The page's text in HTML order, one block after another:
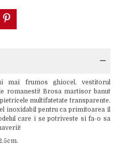
mai frumos ghiocel, vestitorul
romanesti! Brosa martisor banut
multifatetate transparente.
inoxidabil pentru ca primitoarea il
care i se potriveste si fa-o sa